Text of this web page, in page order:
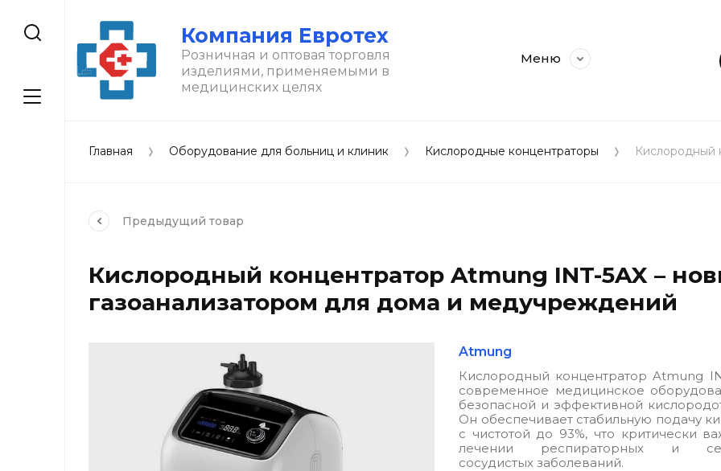
Компания Евротех
Розничная и оптовая торговля
изделиями, применяемыми в
медицинских целях
Меню
Главная Оборудование для больниц и клиник Кислородные концентраторы Кислородный
Предыдущий товар
Кислородный концентратор Atmung INT-5AX –
газоанализатором для дома и медучреждений
Atmung
Кислородный концентратор Atmung
современное медицинское
безопасной и эффективной
Он обеспечивает стабильную подачу
с чистотой до 93%, что критически
лечении респираторных и
сосудистых заболеваний.